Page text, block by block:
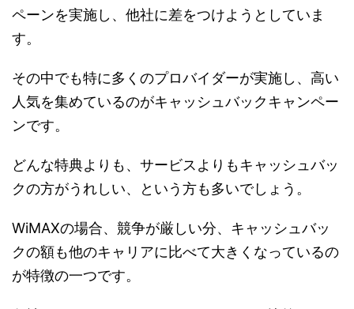
ペーンを実施し、他社に差をつけようとしていま
す。
その中でも特に多くのプロバイダーが実施し、高い
人気を集めているのがキャッシュバックキャンペー
ンです。
どんな特典よりも、サービスよりもキャッシュバッ
クの方がうれしい、という方も多いでしょう。
WiMAXの場合、競争が厳しい分、キャッシュバッ
クの額も他のキャリアに比べて大きくなっているの
が特徴の一つです。